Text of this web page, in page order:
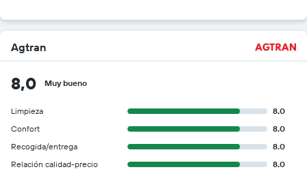
Agtran
8,0 Muy bueno
Limpieza
8.0
Confort
8.0
Recogida/entrega
8.0
Relación calidad-precio
8.0